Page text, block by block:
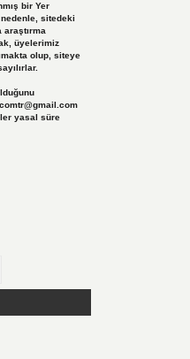
bir Yer
sitedeki
üyelerimiz
olup, siteye
yasal süre